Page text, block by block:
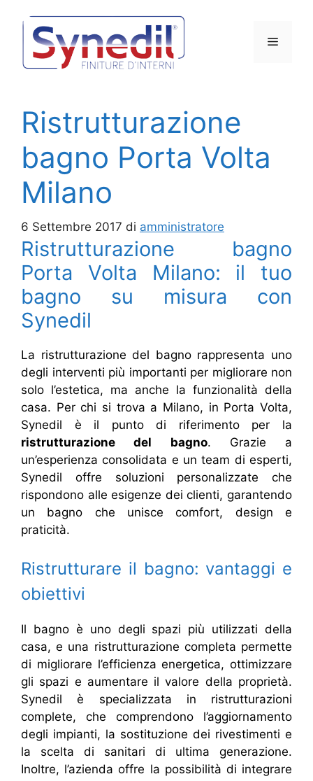
contenuto
Menu
Ristrutturazione
bagno Porta Volta
Milano
6 Settembre 2017 di amministratore
Ristrutturazione bagno
Porta Volta Milano: il tuo
bagno su misura con
Synedil
La ristrutturazione del bagno rappresenta uno
degli interventi più importanti per migliorare non
solo l’estetica, ma anche la funzionalità della
casa. Per chi si trova a Milano, in Porta Volta,
Synedil è il punto di riferimento per la
ristrutturazione del bagno. Grazie a
un’esperienza consolidata e un team di esperti,
Synedil offre soluzioni personalizzate che
rispondono alle esigenze dei clienti, garantendo
un bagno che unisce comfort, design e
praticità.
Ristrutturare il bagno: vantaggi e
obiettivi
Il bagno è uno degli spazi più utilizzati della
casa, e una ristrutturazione completa permette
di migliorare l’efficienza energetica, ottimizzare
gli spazi e aumentare il valore della proprietà.
Synedil è specializzata in ristrutturazioni
complete, che comprendono l’aggiornamento
degli impianti, la sostituzione dei rivestimenti e
la scelta di sanitari di ultima generazione.
Inoltre, l’azienda offre la possibilità di integrare